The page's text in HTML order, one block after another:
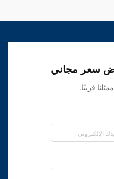
سعر مجاني
قريبًا.